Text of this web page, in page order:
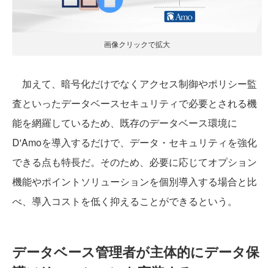
画像クリックで拡大
加えて、暗号化だけでなくアクセス制御やポリシー監
査といったデータベースセキュリティで必要とされる機
能を網羅しているため、既存のデータベース環境に
D'Amoを導入するだけで、データ・セキュリティを強化
できる点も特長だ。そのため、必要に応じてオプション
機能やポイントソリューションを個別導入する場合と比
べ、導入コストを低く抑えることができるという。
データベース管理者が主体的にデータ保